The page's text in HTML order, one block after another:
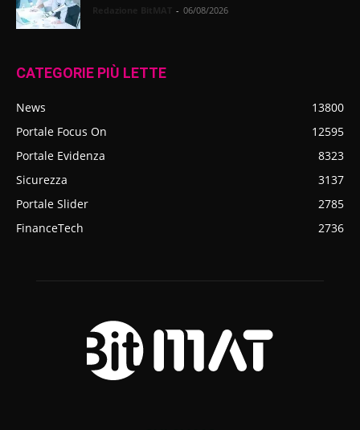
- 06/08/2026
CATEGORIE PIÙ LETTE
News
13800
Portale Focus On
12595
Portale Evidenza
8323
Sicurezza
3137
Portale Slider
2785
FinanceTech
2736